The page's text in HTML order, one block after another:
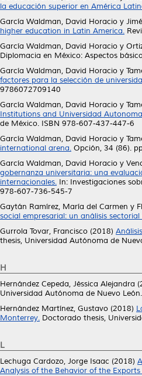
la educación superior en América
García Waldman, David Horacio y
higher education in Latin America.
García Waldman, David Horacio y
Diplomacia en México: Aspectos
García Waldman, David Horacio y
factores para la selección de
9786072709140
García Waldman, David Horacio y
Institutions and Universidad
de México. ISBN 978-607-437-447-6
García Waldman, David Horacio y
international arena. Opción, 34 (86).
García Waldman, David Horacio y
gobernanza universitaria: una
internacionales. In: Investigaciones
978-607-736-545-7
Gaytán Ramírez, María del Carmen y
social empresarial: un análisis
Gurrola Tovar, Francisco (2018)
thesis, Universidad Autónoma de
H
Hernández Cepeda, Jéssica Alejandra
Universidad Autónoma de Nuevo León.
Hernández Martínez, Gustavo (2018)
Monterrey. Doctorado thesis,
L
Lechuga Cardozo, Jorge Isaac (2018)
Analysis of the Behavior of the